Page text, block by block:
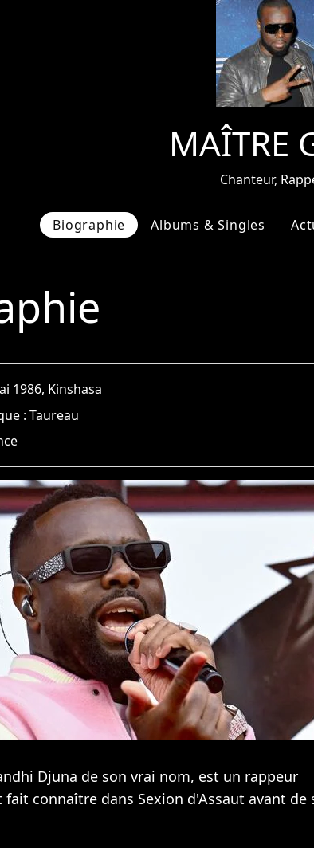
MAÎTRE
Chanteur,
Biographie Albums & Singles
1986, Kinshasa
:Taureau
Djuna de son vrai nom, est un rappeur
fait connaître dans Sexion d'Assaut avant de